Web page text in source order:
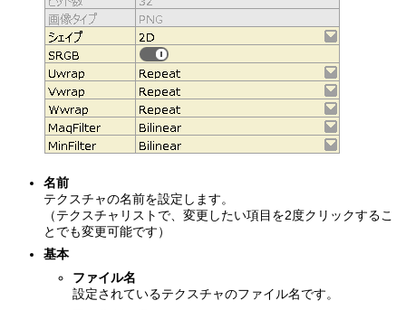
名前
テクスチャの名前を設定します。
（テクスチャリストで、変更したい項目を2度クリックするこ
とでも変更可能です）
基本
ファイル名
設定されているテクスチャのファイル名です。